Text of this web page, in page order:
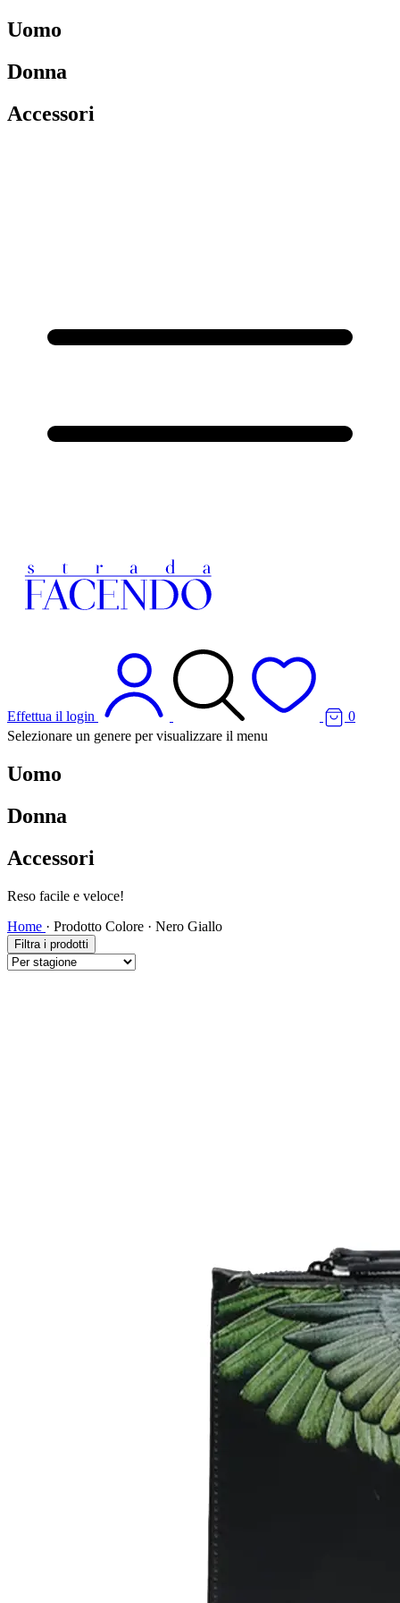
Uomo
Donna
Accessori
Effettua il login
0
Selezionare un genere per visualizzare il menu
Uomo
Donna
Accessori
Spedizione veloce!
Home · Prodotto Colore · Nero Giallo
Filtra i prodotti